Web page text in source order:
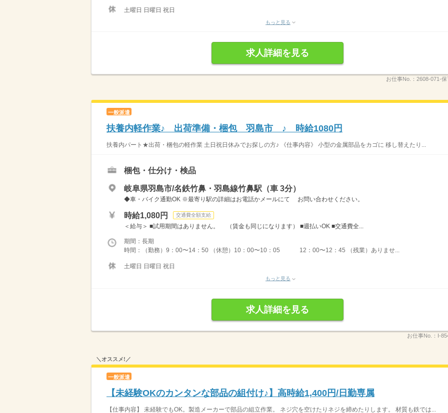
土曜日 日曜日 祝日
もっと見る
求人詳細を見る
お仕事No.： 2608-071-
一般派遣
扶養内軽作業♪ 出荷準備・梱包 羽島市 ♪ 時給1080円
扶養内パート★出荷・梱包の軽作業 土日祝日休みでお探しの方♪ 《仕事内容》 小型の金属部品をカゴに 移し替えたり...
梱包・仕分け・検品
岐阜県羽島市/名鉄竹鼻・羽島線竹鼻駅（車 3分）
◆車・バイク通勤OK ※最寄り駅の詳細はお電話かメールにて お問い合わせください。
時給1,080円 交通費全額支給
＜給与＞ ■試用期間はありません。 （賃金も同じになります） ■週払いOK ■交通費全...
期間：長期
時間：（勤務）9：00〜14：50 （休憩）10：00〜10：05 12：00〜12：45 （残業）ありませ...
土曜日 日曜日 祝日
もっと見る
求人詳細を見る
お仕事No.： I-
＼オススメ!／
一般派遣
【未経験OKのカンタンな部品の組付け♪】高時給1,400円/日勤専属
【仕事内容】 未経験でもOK。製造メーカーで部品の組立作業。 ネジ穴を空けたりネジを締めたりします。 材質も鉄では...